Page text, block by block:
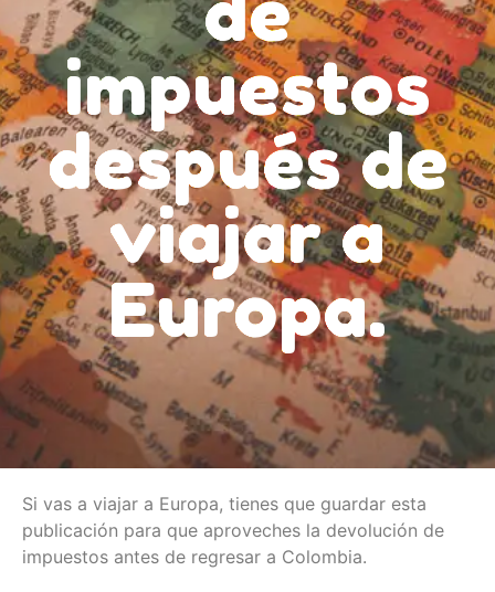
impuestos
después de
viajar a
Europa.
Si vas a viajar a Europa, tienes que guardar esta
publicación para que aproveches la devolución de
impuestos antes de regresar a Colombia.